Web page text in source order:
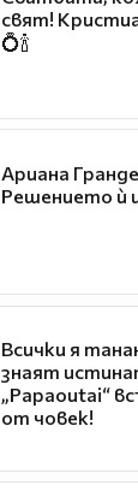
свят!
💍🍾
Ариана
Решението ѝ
Всички я
знаят
„Papaoutai“
от човек!